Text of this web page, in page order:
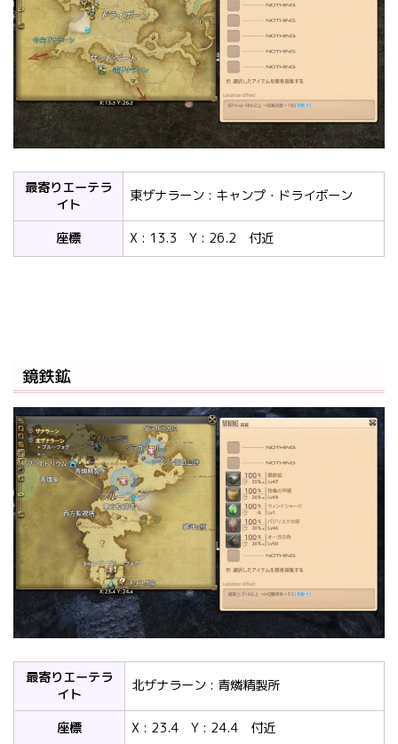
最寄りエーテラ
イト
東ザナラーン : キャンプ・ドライボーン
座標 X : 13.3 Y : 26.2 付近
鏡鉄鉱
最寄りエーテラ
イト
北ザナラーン : 青燐精製所
座標 X : 23.4 Y : 24.4 付近